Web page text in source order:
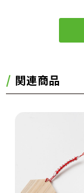
関連商品